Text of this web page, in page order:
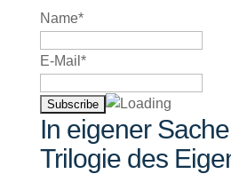
Name*
E-Mail*
In eigener
Trilogie des